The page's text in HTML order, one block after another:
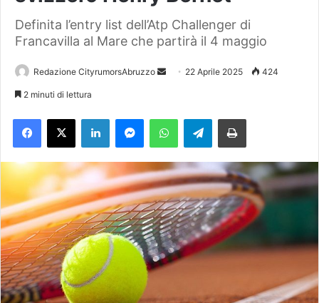
Definita l’entry list dell’Atp Challenger di
Francavilla al Mare che partirà il 4 maggio
Redazione CityrumorsAbruzzo
a
n
'
e
m
a
i
22 Aprile 2025 424
2 minuti di lettura
Telegram